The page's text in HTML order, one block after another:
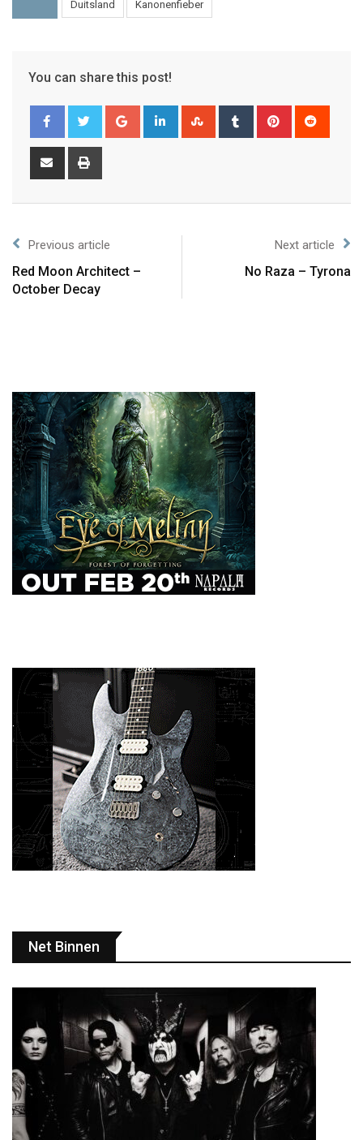
Duitsland Kanonenfieber
You can share this post!
Previous article
Red Moon Architect –
October Decay
Next article
No Raza – Tyrona
Net Binnen